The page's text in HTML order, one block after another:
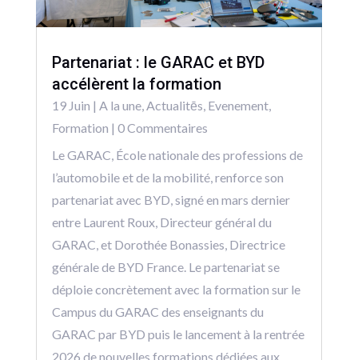
Partenariat : le GARAC et BYD
accélèrent la formation
19 Juin | A la une, Actualitēs Evenement,
Formation | 0 Commentaires
Le GARAC, École nationale des professions de
l’automobile et de la mobilité, renforce son
partenariat avec BYD, signé en mars dernier
entre Laurent Roux, Directeur général du
GARAC, et Dorothée Bonassies, Directrice
générale de BYD France. Le partenariat se
déploie concrètement avec la formation sur le
Campus du GARAC des enseignants du
GARAC par BYD puis le lancement à la rentrée
2026 de nouvelles formations dédiées aux